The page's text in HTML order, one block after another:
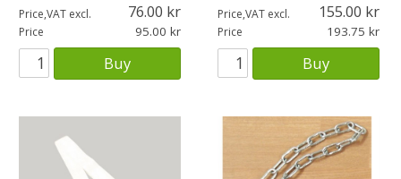
Price,VAT excl. 76.00
Price 95.00
Buy
Price,VAT excl. 155.00
Price 193.75
Buy